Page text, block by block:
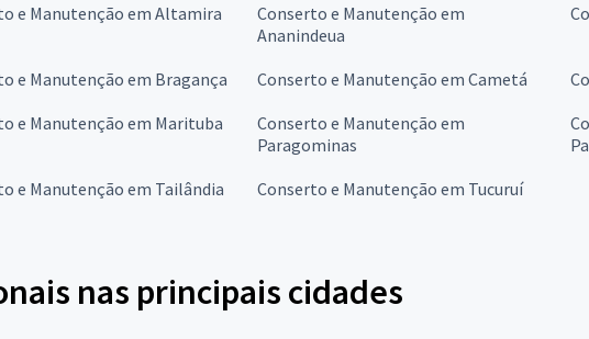
e Manutenção em Altamira
Conserto e Manutenção em
Ananindeua
e Manutenção em Bragança Conserto e Manutenção em Cametá
e Manutenção em Marituba
Conserto e Manutenção em
Paragominas
e Manutenção em Tailândia
Conserto e Manutenção em Tucuruí
nas principais cidades